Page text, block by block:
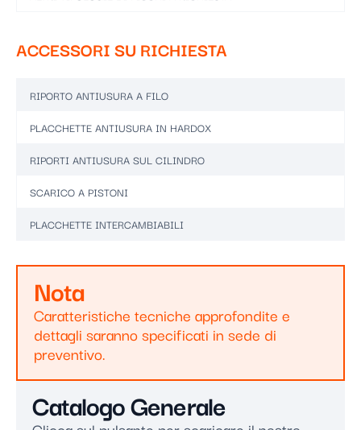
ACCESSORI SU RICHIESTA
RIPORTO ANTIUSURA A FILO
PLACCHETTE ANTIUSURA IN HARDOX
RIPORTI ANTIUSURA SUL CILINDRO
SCARICO A PISTONI
PLACCHETTE INTERCAMBIABILI
Nota
Caratteristiche tecniche approfondite e
dettagli saranno specificati in sede di
preventivo.
Catalogo Generale